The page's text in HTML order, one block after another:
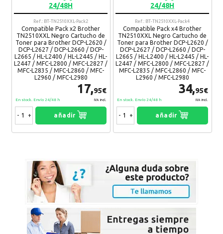
24/48H
Ref.: BT-TN2510XXL-Pack2
Compatible Pack x2 Brother
TN2510XXL Negro Cartucho de
Toner para Brother DCP-L2620 /
DCP-L2627 / DCP-L2660 / DCP-
L2665 / HL-L2400 / HL-L2445 / HL-
L2447 / MFC-L2800 / MFC-L2827 /
MFC-L2835 / MFC-L2860 / MFC-
L2960 / MFC-L2980
17,95€
IVA Incl.
En stock. Envío 24/48 h
- + añadir
24/48H
Ref.: BT-TN2510XXL-Pack4
Compatible Pack x4 Brother
TN2510XXL Negro Cartucho de
Toner para Brother DCP-L2620 /
DCP-L2627 / DCP-L2660 / DCP-
L2665 / HL-L2400 / HL-L2445 / HL-
L2447 / MFC-L2800 / MFC-L2827 /
MFC-L2835 / MFC-L2860 / MFC-
L2960 / MFC-L2980
34,95€
IVA Incl.
En stock. Envío 24/48 h
- + añadir